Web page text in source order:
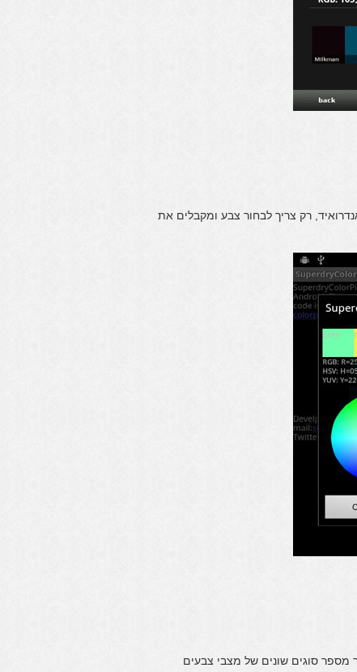
רק צריך לבחור צבע ומקבלים את
מספר סוגים שונים של מצבי צבעים